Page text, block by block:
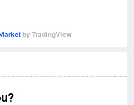
by TradingView